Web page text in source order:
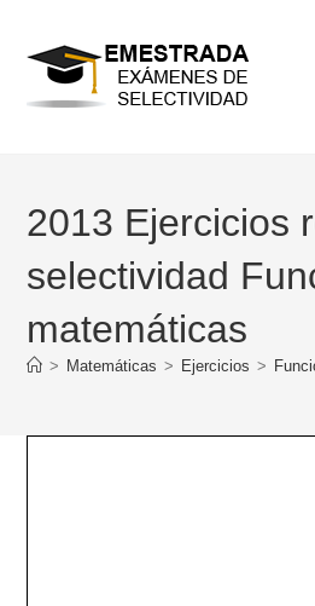
contenido
2013 Ejercicios
selectividad
matemáticas
> Matemáticas > Ejercicios >